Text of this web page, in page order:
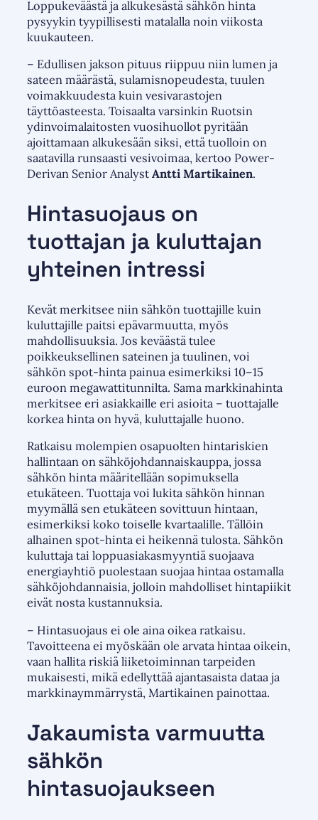
Loppukeväästä ja alkukesästä sähkön hinta
pysyykin tyypillisesti matalalla noin viikosta
kuukauteen.
– Edullisen jakson pituus riippuu niin lumen ja
sateen määrästä, sulamisnopeudesta, tuulen
voimakkuudesta kuin vesivarastojen
täyttöasteesta. Toisaalta varsinkin Ruotsin
ydinvoimalaitosten vuosihuollot pyritään
ajoittamaan alkukesään siksi, että tuolloin on
saatavilla runsaasti vesivoimaa, kertoo Power-
Derivan Senior Analyst Antti Martikainen.
Hintasuojaus on
tuottajan ja kuluttajan
yhteinen intressi
Kevät merkitsee niin sähkön tuottajille kuin
kuluttajille paitsi epävarmuutta, myös
mahdollisuuksia. Jos keväästä tulee
poikkeuksellinen sateinen ja tuulinen, voi
sähkön spot-hinta painua esimerkiksi 10–15
euroon megawattitunnilta. Sama markkinahinta
merkitsee eri asiakkaille eri asioita – tuottajalle
korkea hinta on hyvä, kuluttajalle huono.
Ratkaisu molempien osapuolten hintariskien
hallintaan on sähköjohdannaiskauppa, jossa
sähkön hinta määritellään sopimuksella
etukäteen. Tuottaja voi lukita sähkön hinnan
myymällä sen etukäteen sovittuun hintaan,
esimerkiksi koko toiselle kvartaalille. Tällöin
alhainen spot-hinta ei heikennä tulosta. Sähkön
kuluttaja tai loppuasiakasmyyntiä suojaava
energiayhtiö puolestaan suojaa hintaa ostamalla
sähköjohdannaisia, jolloin mahdolliset hintapiikit
eivät nosta kustannuksia.
– Hintasuojaus ei ole aina oikea ratkaisu.
Tavoitteena ei myöskään ole arvata hintaa oikein,
vaan hallita riskiä liiketoiminnan tarpeiden
mukaisesti, mikä edellyttää ajantasaista dataa ja
markkinaymmärrystä, Martikainen painottaa.
Jakaumista varmuutta
sähkön
hintasuojaukseen